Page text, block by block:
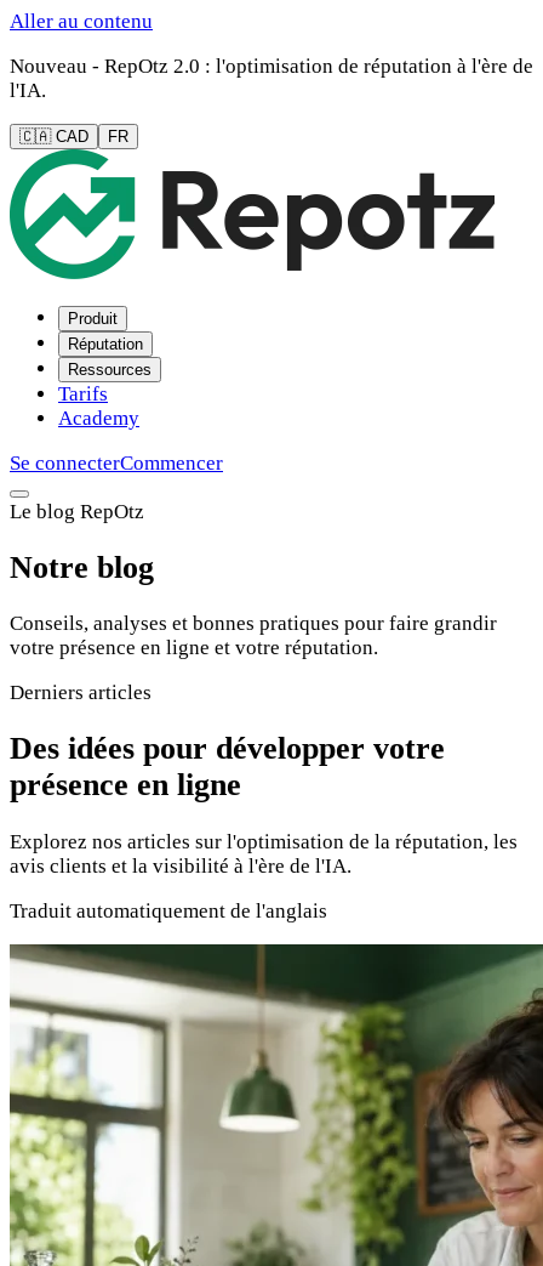
Aller au contenu
Nouveau - RepOtz 2.0 : l'optimisation de réputation à l'ère de
l'IA.
🇨🇦 CAD FR
Produit
Réputation
Ressources
Tarifs
Academy
Se connecterCommencer
Le blog RepOtz
Notre blog
Conseils, analyses et bonnes pratiques pour faire grandir
votre présence en ligne et votre réputation.
Derniers articles
Des idées pour développer votre
présence en ligne
Explorez nos articles sur l'optimisation de la réputation, les
avis clients et la visibilité à l'ère de l'IA.
Traduit automatiquement de l'anglais